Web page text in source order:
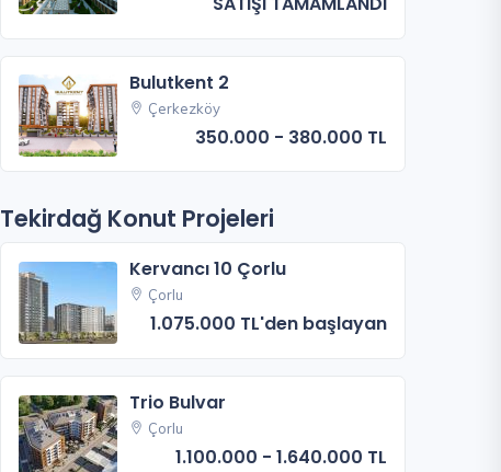
Bulutkent 2
Çerkezköy
350.000 - 380.000 TL
Tekirdağ Konut Projeleri
Kervancı 10 Çorlu
Çorlu
1.075.000 TL'den başlayan
Trio Bulvar
Çorlu
1.100.000 - 1.640.000 TL